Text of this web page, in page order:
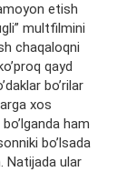
etish
multfilmini
chaqaloqni
qayd
bo’rilar
xos
ham
bo’lsada
Natijada ular